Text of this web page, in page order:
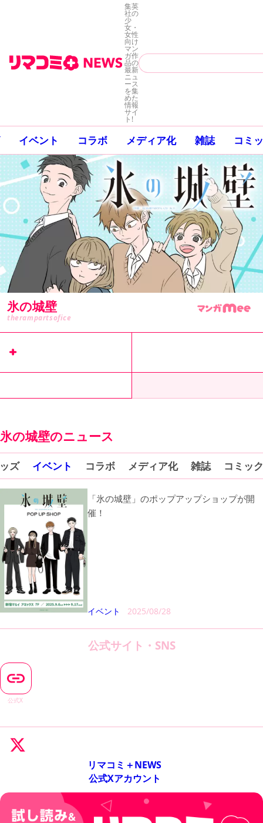
集英
社の
少
女・
女性
向け
マン
ガ作
品の
最新
ニュ
ース
を集
めた
情報
サイ
ト!
イベント コラボ メディア化 雑誌 コミ
氷の城壁
therampartsofice
氷の城壁のニュース
ズ イベント コラボ メディア化 雑誌 コミッ
「氷の城壁」のポップアップショップが開
催！
イベント 2025/08/28
公式サイト・SNS
公式X
リマコミ＋NEWS
公式Xアカウント